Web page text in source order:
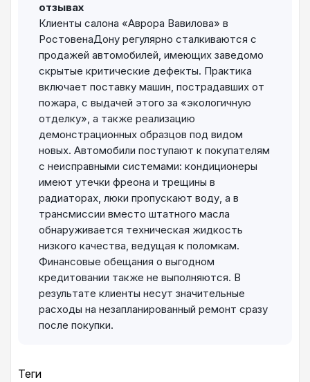
отзывах
Клиенты салона «Аврора Вавилова» в
РостовенаДону регулярно сталкиваются с
продажей автомобилей, имеющих заведомо
скрытые критические дефекты. Практика
включает поставку машин, пострадавших от
пожара, с выдачей этого за «экологичную
отделку», а также реализацию
демонстрационных образцов под видом
новых. Автомобили поступают к покупателям
с неисправными системами: кондиционеры
имеют утечки фреона и трещины в
радиаторах, люки пропускают воду, а в
трансмиссии вместо штатного масла
обнаруживается техническая жидкость
низкого качества, ведущая к поломкам.
Финансовые обещания о выгодном
кредитовании также не выполняются. В
результате клиенты несут значительные
расходы на незапланированный ремонт сразу
после покупки.
Теги